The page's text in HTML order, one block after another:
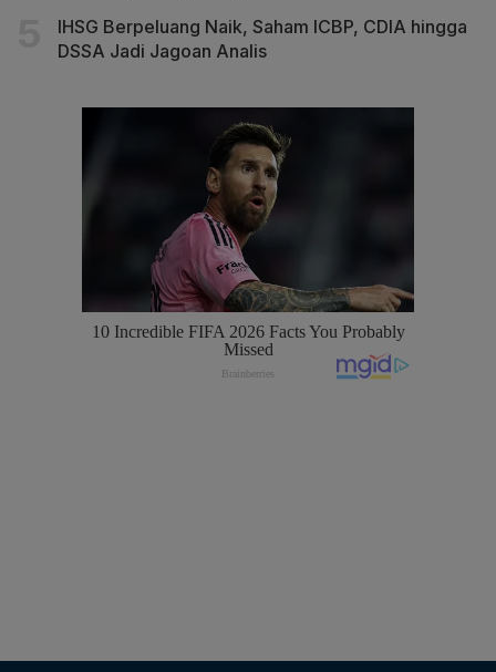
IHSG Berpeluang Naik, Saham ICBP, CDIA hingga
DSSA Jadi Jagoan Analis